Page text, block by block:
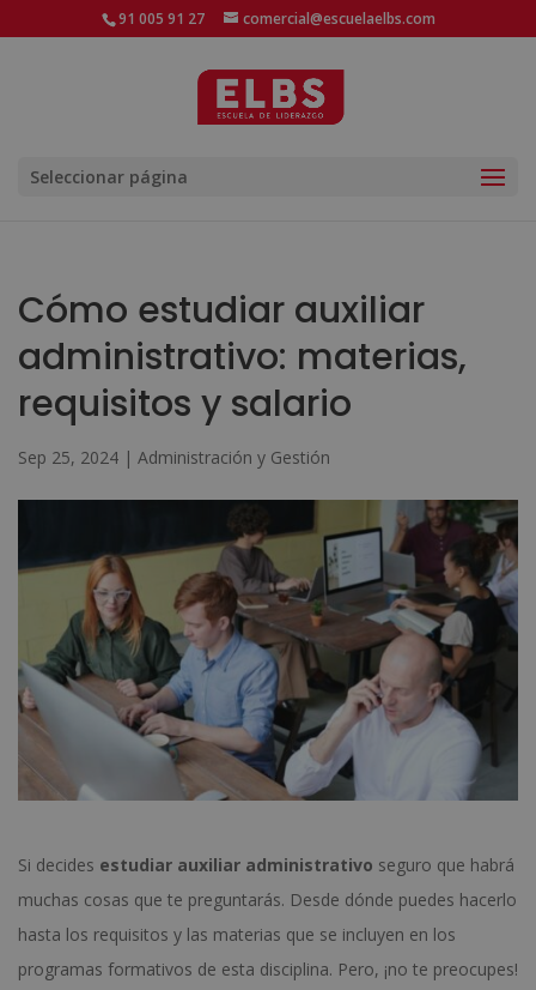
91 005 91 27 comercial@escuelaelbs.com
Seleccionar página
Cómo estudiar auxiliar
administrativo: materias,
requisitos y salario
Sep 25, 2024 | Administración y Gestión
Si decides estudiar auxiliar administrativo seguro que habrá
muchas cosas que te preguntarás. Desde dónde puedes hacerlo
hasta los requisitos y las materias que se incluyen en los
programas formativos de esta disciplina. Pero, ¡no te preocupes!